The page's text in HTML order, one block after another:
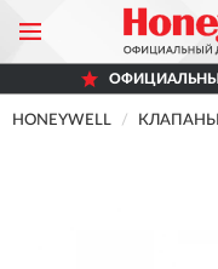
HONEYWELL КЛАПАНЫ